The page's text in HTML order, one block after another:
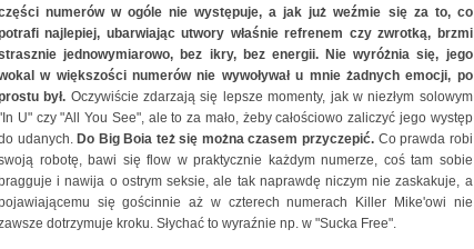
numerów w ogóle nie występuje, a jak już weźmie się za to, co
najlepiej, ubarwiając utwory właśnie refrenem czy zwrotką, brzmi
jednowymiarowo, bez ikry, bez energii. Nie wyróżnia się, jego
w większości numerów nie wywoływał u mnie żadnych emocji, po
był. Oczywiście zdarzają się lepsze momenty, jak w niezłym solowym
U" czy "All You See", ale to za mało, żeby całościowo zaliczyć jego występ
udanych. Do Big Boia też się można czasem przyczepić. Co prawda robi
robotę, bawi się flow w praktycznie każdym numerze, coś tam sobie
bragguje i nawija o ostrym seksie, ale tak naprawdę niczym nie zaskakuje, a
się gościnnie aż w czterech numerach Killer Mike'owi nie
dotrzymuje kroku. Słychać to wyraźnie np. w "Sucka Free".